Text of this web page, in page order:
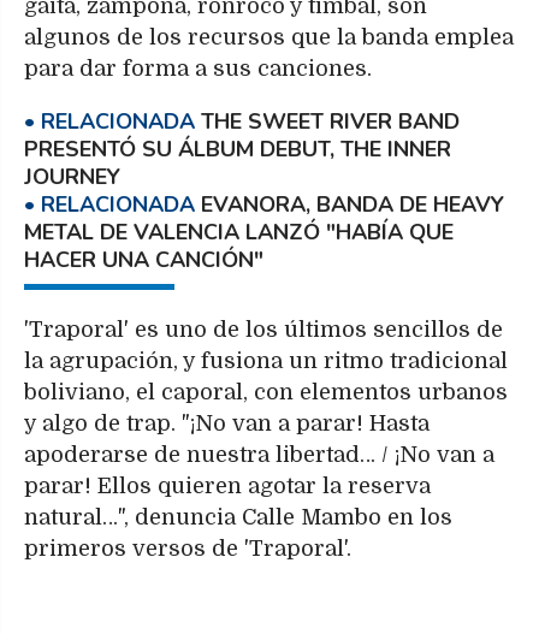
gaita, zampoña, ronroco y timbal, son
algunos de los recursos que la banda emplea
para dar forma a sus canciones.
THE SWEET RIVER BAND
PRESENTÓ SU ÁLBUM DEBUT, THE INNER
JOURNEY
EVANORA, BANDA DE HEAVY
METAL DE VALENCIA LANZÓ "HABÍA QUE
HACER UNA CANCIÓN"
'Traporal' es uno de los últimos sencillos de
la agrupación, y fusiona un ritmo tradicional
boliviano, el caporal, con elementos urbanos
y algo de trap. "¡No van a parar! Hasta
apoderarse de nuestra libertad… / ¡No van a
parar! Ellos quieren agotar la reserva
natural…", denuncia Calle Mambo en los
primeros versos de 'Traporal'.